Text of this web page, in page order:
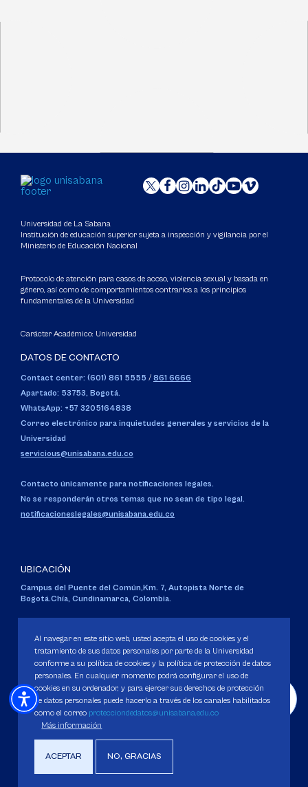
Universidad de La Sabana
Institución de educación superior sujeta a inspección y vigilancia por el
Ministerio de Educación Nacional
Protocolo de atención para casos de acoso, violencia sexual y basada en
género, así como de comportamientos contrarios a los principios
fundamentales de la Universidad
Carácter Académico: Universidad
DATOS DE CONTACTO
Contact center: (601) 861 5555 / 861 6666
Apartado: 53753, Bogotá.
WhatsApp: +57 3205164838
Correo electrónico para inquietudes generales y servicios de la
Universidad
servicious@unisabana.edu.co
Contacto únicamente para notificaciones legales.
No se responderán otros temas que no sean de tipo legal.
notificacioneslegales@unisabana.edu.co
UBICACIÓN
Campus del Puente del Común,Km. 7, Autopista Norte de
Bogotá.Chía, Cundinamarca, Colombia.
Personería Jurídica:Resolución 130 del 14 de enero de 1980.
Ministerio de Educación Nacional.
Política de Protección de datos
Derechos Pecuniarios
Al navegar en este sitio web, usted acepta el uso de cookies y el
tratamiento de sus datos personales por parte de la Universidad
conforme a su política de cookies y la política de protección de datos
personales. En cualquier momento podrá configurar el uso de
cookies en su ordenador, y para ejercer sus derechos de protección
de datos personales puede hacerlo a través de los canales habilitados
como el correo protecciondedatos@unisabana.edu.co
Más información
ACEPTAR NO, GRACIAS